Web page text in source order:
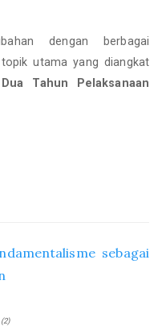
dengan berbagai
utama yang diangkat
Tahun Pelaksanaan
sebagai
(2)